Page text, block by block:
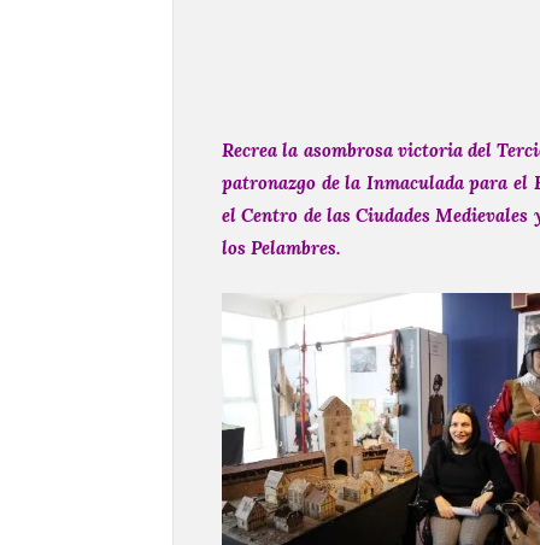
Recrea la asombrosa victoria del
patronazgo de la Inmaculada para
el Centro de las Ciudades
los Pelambres.